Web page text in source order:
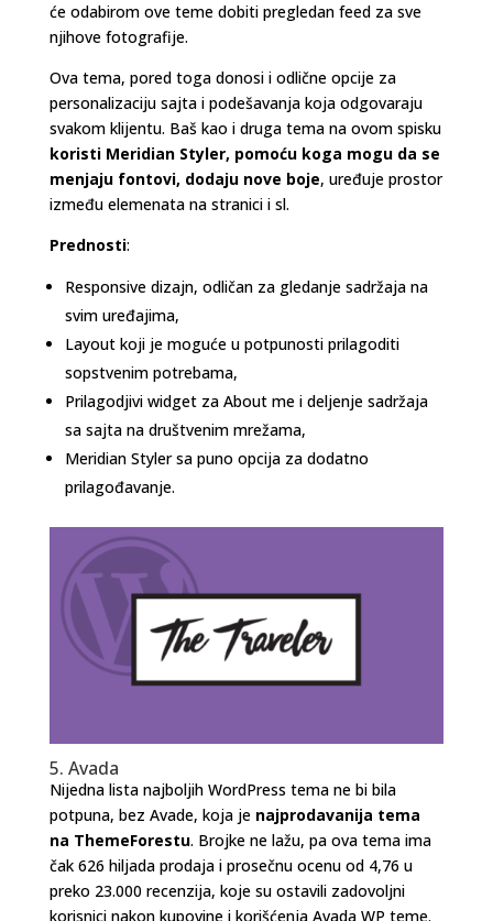
će odabirom ove teme dobiti pregledan feed za sve
njihove fotografije.
Ova tema, pored toga donosi i odlične opcije za
personalizaciju sajta i podešavanja koja odgovaraju
svakom klijentu. Baš kao i druga tema na ovom spisku
koristi Meridian Styler, pomoću koga mogu da se
menjaju fontovi, dodaju nove boje, uređuje prostor
između elemenata na stranici i sl.
Prednosti:
Responsive dizajn, odličan za gledanje sadržaja na
svim uređajima,
Layout koji je moguće u potpunosti prilagoditi
sopstvenim potrebama,
Prilagodjivi widget za About me i deljenje sadržaja
sa sajta na društvenim mrežama,
Meridian Styler sa puno opcija za dodatno
prilagođavanje.
5. Avada
Nijedna lista najboljih WordPress tema ne bi bila
potpuna, bez Avade, koja je najprodavanija tema
na ThemeForestu. Brojke ne lažu, pa ova tema ima
čak 626 hiljada prodaja i prosečnu ocenu od 4,76 u
preko 23.000 recenzija, koje su ostavili zadovoljni
korisnici nakon kupovine i korišćenja Avada WP teme.